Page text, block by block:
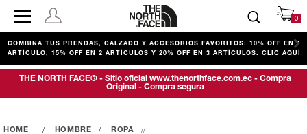
0
COMBINA TUS PRENDAS, CALZADO Y ACCESORIOS FAVORITOS: 10% OFF EN 1
ARTÍCULO, 15% OFF EN 2 ARTÍCULOS Y 20% OFF EN 3 ARTÍCULOS. CLIC AQUÍ
THE NORTH FACE® - Sitio oficial www.thenorthface.com.ec - Compra
Original - Compra segura
HOMBRE
ROPA